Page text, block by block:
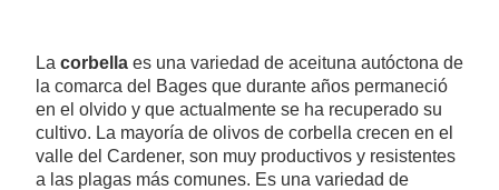
La corbella es una variedad de aceituna autóctona de
la comarca del Bages que durante años permaneció
en el olvido y que actualmente se ha recuperado su
cultivo. La mayoría de olivos de corbella crecen en el
valle del Cardener, son muy productivos y resistentes
a las plagas más comunes. Es una variedad de